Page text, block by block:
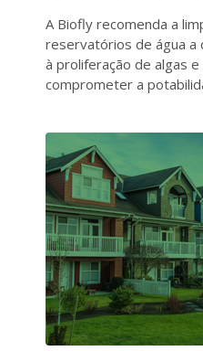
A Biofly recomenda a
reservatórios de água a
à proliferação de algas
comprometer a